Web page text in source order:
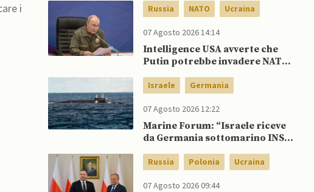
Russia NATO Ucraina
07 Agosto 2026 14:14
Intelligence USA avverte che
Putin potrebbe invadere NATO
Ucraina
Israele Germania
07 Agosto 2026 12:22
Marine Forum: “Israele riceve
da Germania sottomarino INS
Russia Polonia Ucraina
07 Agosto 2026 09:44